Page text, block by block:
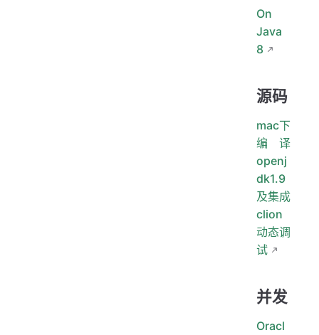
On
Java
8
源码
mac下
编译
openj
dk1.9
及集成
clion
动态调
试
并发
Oracl